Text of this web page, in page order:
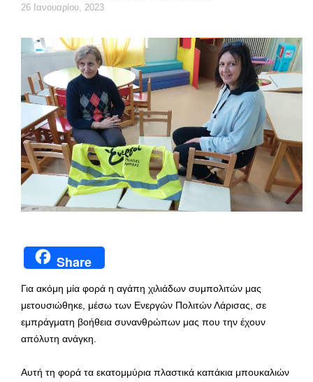
26 Ιανουαρίου, 2023
Share
Για ακόμη μία φορά η αγάπη χιλιάδων συμπολιτών μας
μετουσιώθηκε, μέσω των Ενεργών Πολιτών Λάρισας, σε
εμπράγματη βοήθεια συνανθρώπων μας που την έχουν
απόλυτη ανάγκη.
Αυτή τη φορά τα εκατομμύρια πλαστικά καπάκια μπουκαλιών